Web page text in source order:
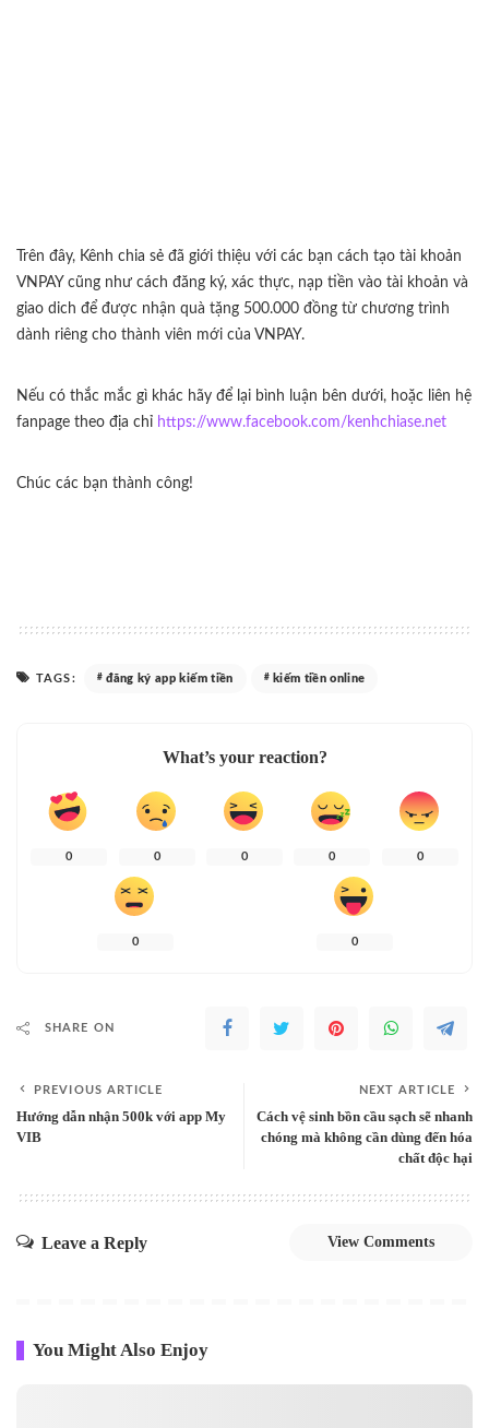
Trên đây, Kênh chia sẻ đã giới thiệu với các bạn cách tạo tài khoản
VNPAY cũng như cách đăng ký, xác thực, nạp tiền vào tài khoản và
giao dich để được nhận quà tặng 500.000 đồng từ chương trình
dành riêng cho thành viên mới của VNPAY.
Nếu có thắc mắc gì khác hãy để lại bình luận bên dưới, hoặc liên hệ
fanpage theo địa chỉ https://www.facebook.com/kenhchiase.net
Chúc các bạn thành công!
TAGS: đăng ký app kiếm tiền kiếm tiền online
What’s your reaction?
0 0 0 0 0
0 0
SHARE ON
PREVIOUS ARTICLE
Hướng dẫn nhận 500k với app My
VIB
NEXT ARTICLE
Cách vệ sinh bồn cầu sạch sẽ nhanh
chóng mà không cần dùng đến hóa
chất độc hại
Leave a Reply View Comments
You Might Also Enjoy